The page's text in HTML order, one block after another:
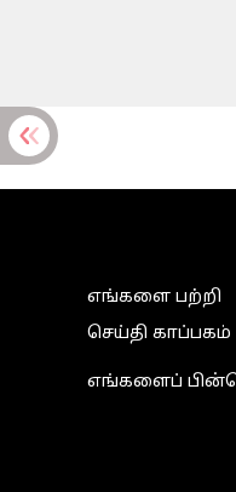
எங்களை பற்றி
செய்தி காப்பகம்
எங்களைப்